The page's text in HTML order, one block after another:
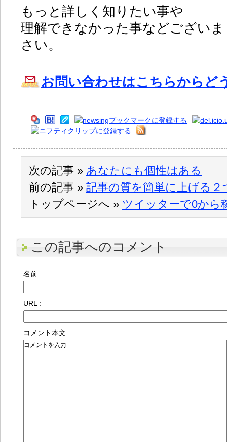
もっと詳しく知りたい事や
理解できなかった事などござい
さい。
お問い合わせはこちらからど
次の記事 » あなたにも個性はある
前の記事 » 記事の質を簡単に上げる２
トップページへ » ツイッターで0から
この記事へのコメント
名前 :
URL :
コメント本文 :